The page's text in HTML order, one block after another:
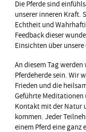
Die Pferde sind
unserer inneren Kraft.
Echtheit und
Feedback dieser
Einsichten über
An diesem Tag
Pferdeherde sein. Wir
Frieden und die
Geführte Meditationen
Kontakt mit der Natur
kommen. Jeder
einem Pferd eine ganz